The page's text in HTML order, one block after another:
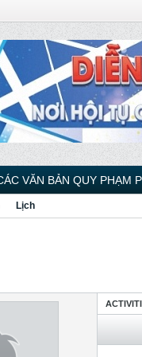
VĂN BẢN QUY PHẠM
Lịch